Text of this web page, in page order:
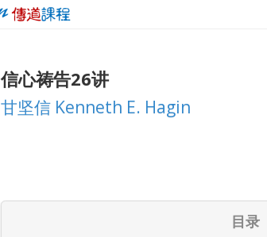
信心祷告26讲
甘坚信 Kenneth E. Hagin
目录